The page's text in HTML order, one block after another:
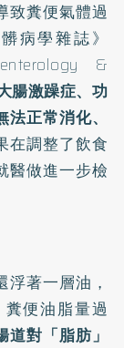
致糞便氣體過
病學雜誌》
&
腸激躁症、功
正常消化、
在調整了飲食
醫做進一步檢
著一層油，
便油脂量過
道對「脂肪」